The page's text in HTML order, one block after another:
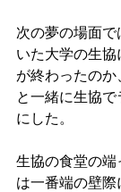
次の夢の場面で
いた大学の生
が終わったのか
と一緒に生協
にした。
生協の食堂の端
は一番端の壁際